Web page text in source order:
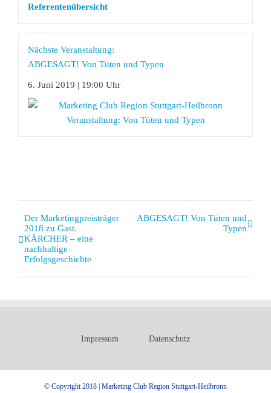
Referentenübersicht
Nächste Veranstaltung:
ABGESAGT! Von Tüten und Typen
6. Juni 2019 | 19:00 Uhr
Veranstaltung
Navigation
Der Marketingpreisträger
2018 zu Gast.
KÄRCHER – eine
nachhaltige
Erfolgsgeschichte
ABGESAGT! Von Tüten und
Typen
Impressum Datenschutz
© Copyright 2018 | Marketing Club Region Stuttgart-Heilbronn